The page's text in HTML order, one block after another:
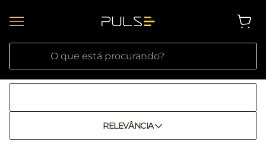
O que está procurando?
RELEVÂNCIA